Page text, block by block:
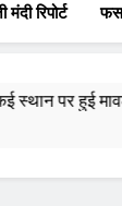
मंदी रिपोर्ट
मावठ और भयंकर